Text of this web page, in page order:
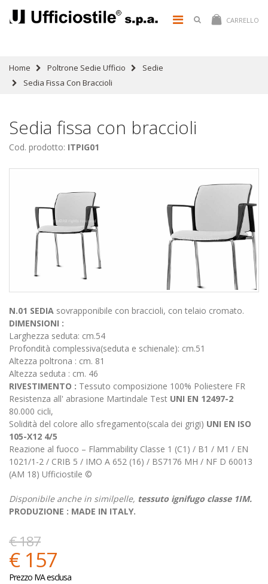
CARRELLO
Home Poltrone Sedie Ufficio
Sedie
Sedia Fissa Con Braccioli
Sedia fissa con braccioli
Cod. prodotto: ITPIG01
N.01 SEDIA sovrapponibile con braccioli, con telaio cromato.
DIMENSIONI :
Larghezza seduta: cm.54
Profondità complessiva(seduta e schienale): cm.51
Altezza poltrona : cm. 81
Altezza seduta : cm. 46
RIVESTIMENTO : Tessuto composizione 100% Poliestere FR
Resistenza all' abrasione Martindale Test UNI EN 12497-2
80.000 cicli,
Solidità del colore allo sfregamento(scala dei grigi) UNI EN ISO
105-X12 4/5
Reazione al fuoco – Flammability Classe 1 (C1) / B1 / M1 / EN
1021/1-2 / CRIB 5 / IMO A 652 (16) / BS7176 MH / NF D 60013
(AM 18) Ufficiostile ©
Disponibile anche in similpelle, tessuto ignifugo classe 1IM.
PRODUZIONE : MADE IN ITALY.
€ 187
€ 157
Prezzo IVA esclusa